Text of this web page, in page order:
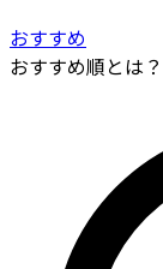
おすすめ
おすすめ順とは？